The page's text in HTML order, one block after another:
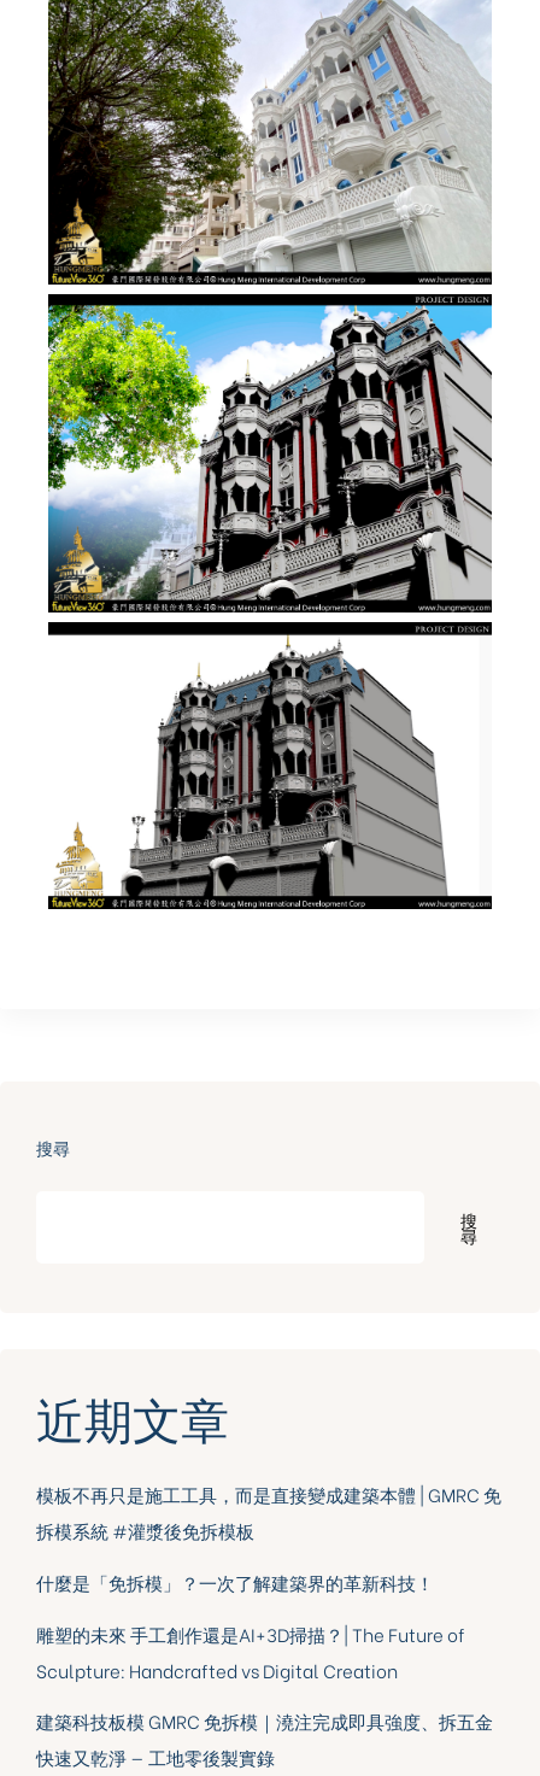
搜尋
搜
尋
近期文章
模板不再只是施工工具，而是直接變成建築本體 | GMRC 免
拆模系統 #灌漿後免拆模板
什麼是「免拆模」？一次了解建築界的革新科技！
雕塑的未來 手工創作還是AI+3D掃描？| The Future of
Sculpture: Handcrafted vs Digital Creation
建築科技板模 GMRC 免拆模｜澆注完成即具強度、拆五金
快速又乾淨 — 工地零後製實錄